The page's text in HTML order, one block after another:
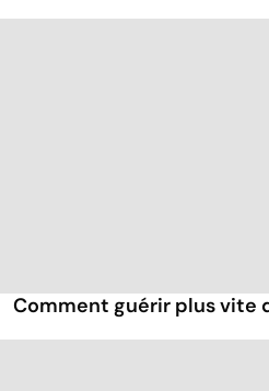
Comment guérir plus vite